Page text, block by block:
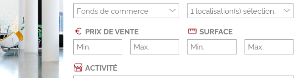
Fonds de commerce
PRIX DE VENTE SURFACE
ACTIVITÉ